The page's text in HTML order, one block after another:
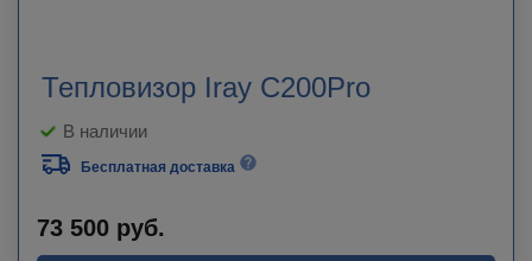
Тепловизор Iray C200Pro
В наличии
Бесплатная доставка
73 500 руб.